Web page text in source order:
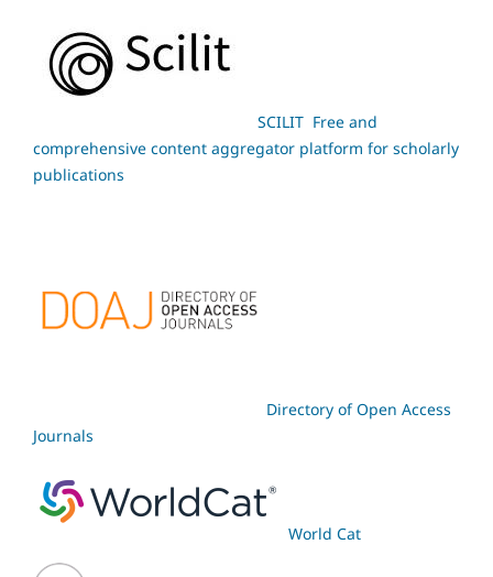
SCILIT Free and
comprehensive content aggregator platform for scholarly
publications
Directory of Open Access
Journals
World Cat